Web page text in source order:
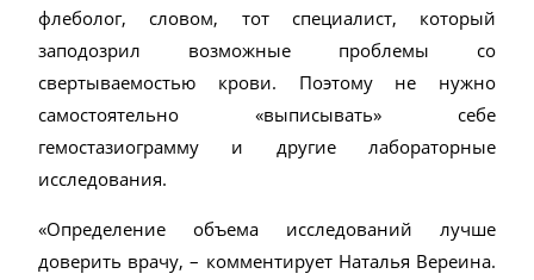
флеболог, словом, тот специалист, который
заподозрил возможные проблемы со
свертываемостью крови. Поэтому не нужно
самостоятельно «выписывать» себе
гемостазиограмму и другие лабораторные
исследования.
«Определение объема исследований лучше
доверить врачу, – комментирует Наталья Вереина.